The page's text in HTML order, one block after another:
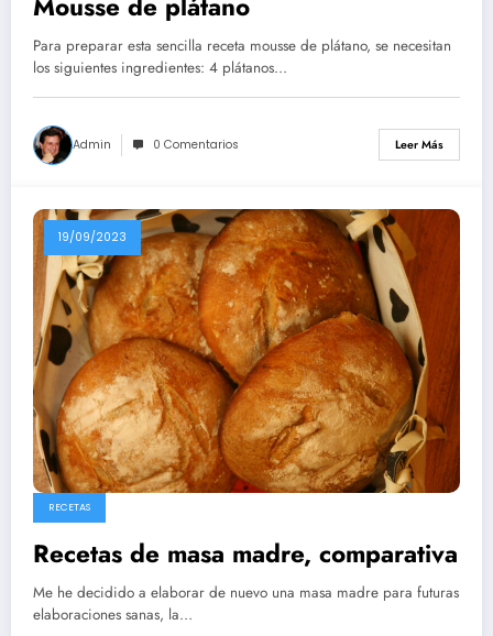
Para preparar esta sencilla receta mousse de plátano, se necesitan
los siguientes ingredientes: 4 plátanos…
Admin 0 Comentarios Leer Más
19/09/2023
RECETAS
Recetas de masa madre, comparativa
Me he decidido a elaborar de nuevo una masa madre para futuras
elaboraciones sanas, la…